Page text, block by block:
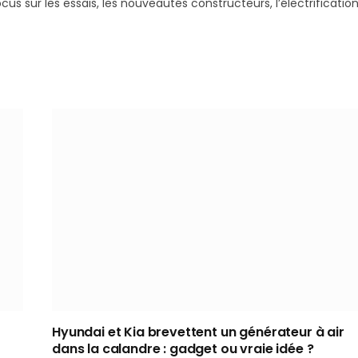
Hyundai et Kia brevettent un générateur à air
dans la calandre : gadget ou vraie idée ?